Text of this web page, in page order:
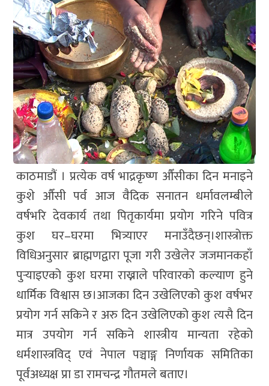
युनिकोड
काठमाडौं । प्रत्येक वर्ष भाद्रकृष्ण औँसीका दिन मनाइने
कुशे औँसी पर्व आज वैदिक सनातन धर्मावलम्बीले
वर्षभरि देवकार्य तथा पितृकार्यमा प्रयोग गरिने पवित्र
कुश घर–घरमा भित्र्याएर मनाउँदैछन्।शास्त्रोक्त
विधिअनुसार ब्राह्मणद्वारा पूजा गरी उखेलेर जजमानकहाँ
पुर्‍याइएको कुश घरमा राख्नाले परिवारको कल्याण हुने
धार्मिक विश्वास छ।आजका दिन उखेलिएको कुश वर्षभर
प्रयोग गर्न सकिने र अरु दिन उखेलिएको कुश त्यसै दिन
मात्र उपयोग गर्न सकिने शास्त्रीय मान्यता रहेको
धर्मशास्त्रविद् एवं नेपाल पञ्चाङ्ग निर्णायक समितिका
पूर्वअध्यक्ष प्रा डा रामचन्द्र गौतमले बताए।